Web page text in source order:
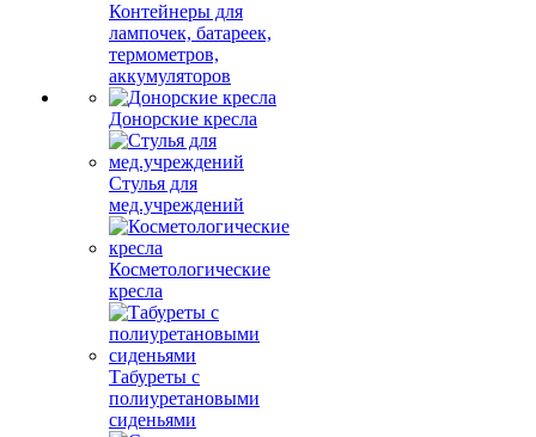
Контейнеры для
лампочек, батареек,
термометров,
аккумуляторов
Донорские кресла
Стулья для
мед.учреждений
Косметологические
кресла
Табуреты с
полиуретановыми
сиденьями